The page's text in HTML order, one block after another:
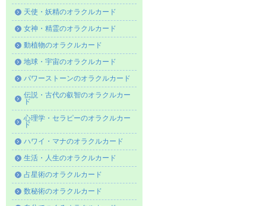
天使・妖精のオラクルカード
女神・精霊のオラクルカード
動植物のオラクルカード
地球・宇宙のオラクルカード
パワーストーンのオラクルカード
伝説・古代の叡智のオラクルカー
ド
心理学・セラピーのオラクルカー
ド
ハワイ・マナのオラクルカード
生活・人生のオラクルカード
占星術のオラクルカード
数秘術のオラクルカード